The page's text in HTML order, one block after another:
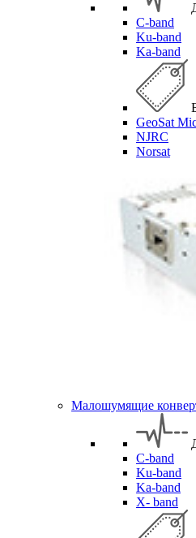
C-band
Ku-band
Ka-band
GeoSat
NJRC
Norsat
Малошумящие
C-band
Ku-band
Ka-band
X- band